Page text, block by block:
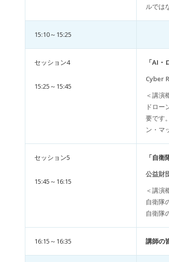
ルでは
15:10～15:25
セッション4
15:25～15:45
「AI
Cyber
＜講演
ドロー
要です
ン・マ
セッション5
15:45～16:15
「自
公益財
＜講演
自衛隊
自衛隊
16:15～16:35 講師の